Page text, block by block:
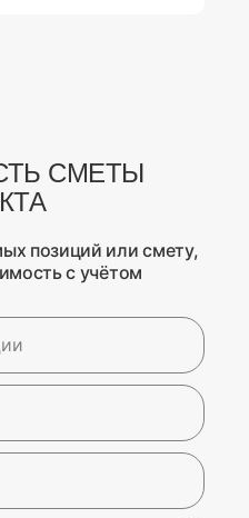
СМЕТЫ
позиций или смету,
с учётом